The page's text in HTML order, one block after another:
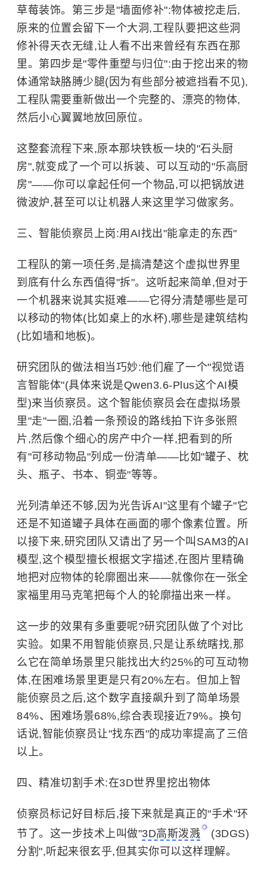
草莓装饰。第三步是"墙面修补":物体被挖走后,
原来的位置会留下一个大洞,工程队要把这些洞
修补得天衣无缝,让人看不出来曾经有东西在那
里。第四步是"零件重塑与归位":由于挖出来的物
体通常缺胳膊少腿(因为有些部分被遮挡看不见),
工程队需要重新做出一个完整的、漂亮的物体,
然后小心翼翼地放回原位。
这整套流程下来,原本那块铁板一块的"石头厨
房",就变成了一个可以拆装、可以互动的"乐高厨
房"——你可以拿起任何一个物品,可以把锅放进
微波炉,甚至可以让机器人来这里学习做家务。
三、智能侦察员上岗:用AI找出"能拿走的东西"
工程队的第一项任务,是搞清楚这个虚拟世界里
到底有什么东西值得"拆"。这听起来简单,但对于
一个机器来说其实挺难——它得分清楚哪些是可
以移动的物体(比如桌上的水杯),哪些是建筑结构
(比如墙和地板)。
研究团队的做法相当巧妙:他们雇了一个"视觉语
言智能体"(具体来说是Qwen3.6-Plus这个AI模
型)来当侦察员。这个智能侦察员会在虚拟场景
里"走"一圈,沿着一条预设的路线拍下许多张照
片,然后像个细心的房产中介一样,把看到的所
有"可移动物品"列成一份清单——比如"罐子、枕
头、瓶子、书本、铜壶"等等。
光列清单还不够,因为光告诉AI"这里有个罐子"它
还是不知道罐子具体在画面的哪个像素位置。所
以接下来,研究团队又请出了另一个叫SAM3的AI
模型,这个模型擅长根据文字描述,在图片里精确
地把对应物体的轮廓圈出来——就像你在一张全
家福里用马克笔把每个人的轮廓描出来一样。
这一步的效果有多重要呢?研究团队做了个对比
实验。如果不用智能侦察员,只是让系统瞎找,那
么它在简单场景里只能找出大约25%的可互动物
体,在困难场景里更是只有20%左右。但加上智
能侦察员之后,这个数字直接飙升到了简单场景
84%、困难场景68%,综合表现接近79%。换句
话说,智能侦察员让"找东西"的成功率提高了三倍
以上。
四、精准切割手术:在3D世界里挖出物体
侦察员标记好目标后,接下来就是真正的"手术"环
节了。这一步技术上叫做"3D高斯泼溅
(3DGS)
分割",听起来很玄乎,但其实你可以这样理解。